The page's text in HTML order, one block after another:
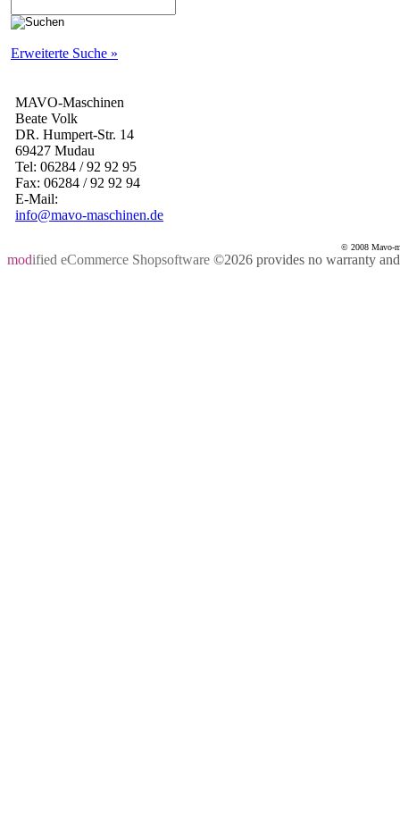
Erweiterte Suche »
MAVO-Maschinen
Beate Volk
DR. Humpert-Str. 14
69427 Mudau
Tel: 06284 / 92 92 95
Fax: 06284 / 92 92 94
E-Mail:
info@mavo-maschinen.de
© 2008 Mavo-
modified eCommerce Shopsoftware ©2026 provides no warranty